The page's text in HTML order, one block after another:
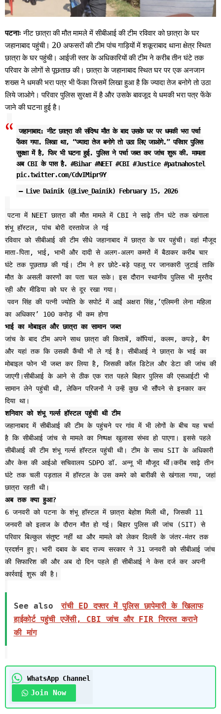
पटनाः नीट छात्रा की मौत मामले में सीबीआई की टीम रविवार को छात्रा के घर
जहानाबाद पहुंची। 20 अफसरों की टीम पांच गाड़ियों में शकूराबाद थाना क्षेत्र स्थित
छात्रा के घर पहुंची। आईजी स्तर के अधिकारियों की टीम ने करीब तीन घंटे तक
परिवार के लोगों से पूछताछ की। छात्रा के जहानाबाद स्थित घर पर एक अनजान
शख्स ने धमकी भरा पत्र भी फेंका जिसमें लिखा हुआ है कि ज्यादा तेज बनोगे तो उठा
लिये जाओगे। परिवार पुलिस सुरक्षा में है और उसके बावजूद ये धमकी भरा पत्र फेंके
जाने की घटना हुई है।
जहानाबाद: नीट छात्रा की संदिग्ध मौत के बाद उसके घर पर धमकी भरा पर्चा
फेंका गया. लिखा था, “ज्यादा तेज बनोगे तो उठा लिए जाओगे.” परिवार पुलिस
सुरक्षा में है, फिर भी घटना हुई. पुलिस ने पर्चा जब्त कर जांच शुरू की. मामला
अब CBI के पास है. #Bihar #NEET #CBI #Justice #patnahostel
pic.twitter.com/CdvIMipr9Y
— Live Dainik (@Live_Dainik) February 15, 2026
पटना में NEET छात्रा की मौत मामले में CBI ने साढ़े तीन घंटे तक खंगाला
शंभू हॉस्टल, पांच बोरी दस्तावेज ले गई
रविवार को सीबीआई की टीम सीधे जहानाबाद में छात्रा के घर पहुंची। वहां मौजूद
माता-पिता, भाई, भाभी और दादी से अलग-अलग कमरों में बैठाकर करीब चार
घंटे तक पूछताछ की गई। टीम ने हर छोटे-बड़े पहलू पर जानकारी जुटाई ताकि
मौत के असली कारणों का पता चल सके। इस दौरान स्थानीय पुलिस भी मुस्तैद
रही और मीडिया को घर से दूर रखा गया।
पवन सिंह की पत्नी ज्योति के सपोर्ट में आईं अक्षरा सिंह,’एलिमनी लेना महिला
का अधिकार’ 100 करोड़ भी कम होगा
भाई का मोबाइल और छात्रा का सामान जब्त
जांच के बाद टीम अपने साथ छात्रा की किताबें, कॉपियां, कलम, कपड़े, बैग
और यहां तक कि उसकी कैंची भी ले गई है। सीबीआई ने छात्रा के भाई का
मोबाइल फोन भी जब्त कर लिया है, जिसकी कॉल डिटेल और डेटा की जांच की
जाएगी।सीबीआई के आने से ठीक एक रात पहले बिहार पुलिस की एसआईटी भी
सामान लेने पहुंची थी, लेकिन परिजनों ने उन्हें कुछ भी सौंपने से इनकार कर
दिया था।
शनिवार को शंभू गर्ल्स हॉस्टल पहुंची थी टीम
जहानाबाद में सीबीआई की टीम के पहुंचने पर गांव में भी लोगों के बीच यह चर्चा
है कि सीबीआई जांच से मामले का निष्पक्ष खुलासा संभव हो पाएगा। इससे पहले
सीबीआई की टीम शंभू गर्ल्स हॉस्टल पहुंची थी। टीम के साथ SIT के अधिकारी
और केस की आईओ सचिवालय SDPO डॉ. अन्नू भी मौजूद थीं।करीब साढ़े तीन
घंटे तक चली पड़ताल में हॉस्टल के उस कमरे को बारीकी से खंगाला गया, जहां
छात्रा रहती थी।
अब तक क्या हुआ?
6 जनवरी को पटना के शंभू हॉस्टल में छात्रा बेहोश मिली थी, जिसकी 11
जनवरी को इलाज के दौरान मौत हो गई। बिहार पुलिस की जांच (SIT) से
परिवार बिल्कुल संतुष्ट नहीं था और मामले को लेकर दिल्ली के जंतर-मंतर तक
प्रदर्शन हुए। भारी दबाव के बाद राज्य सरकार ने 31 जनवरी को सीबीआई जांच
की सिफारिश की और अब दो दिन पहले ही सीबीआई ने केस दर्ज कर अपनी
कार्रवाई शुरू की है।
See also
रांची ED दफ्तर में पुलिस छापेमारी के खिलाफ
हाईकोर्ट पहुंची एजेंसी, CBI जांच और FIR निरस्त कराने
की मांग
WhatsApp Channel
Join Now